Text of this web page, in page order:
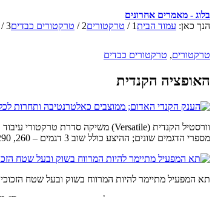
בלוג - מאמרים אחרונים
הנך כאן: עמוד הבית1
/ טרקטורים2
/ טרקטורים כבדים3
/
טרקטורים, טרקטורים כבדים
האופציה הקנדית
מספרי הדגמים שונים; ההיצע כולל שוב 3 דגמים – 260, 290 ו-310, עם הספקים בהתאם.
תא המפעיל מתיימר להיות המרווח בשוק ובעל שטח